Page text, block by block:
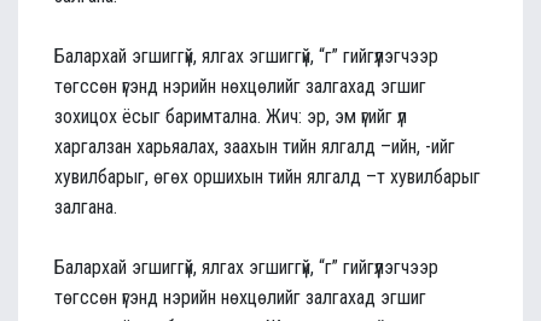
Балархай эгшиггүй, ялгах эгшиггүй, “г” гийгүүлэгчээр
төгссөн үгэнд нэрийн нөхцөлийг залгахад эгшиг
зохицох ёсыг баримтална. Жич: эр, эм үгийг үл
харгалзан харьяалах, заахын тийн ялгалд –ийн, -ийг
хувилбарыг, өгөх оршихын тийн ялгалд –т хувилбарыг
залгана.
Балархай эгшиггүй, ялгах эгшиггүй, “г” гийгүүлэгчээр
төгссөн үгэнд нэрийн нөхцөлийг залгахад эгшиг